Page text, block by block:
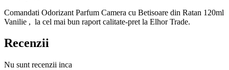
Comandati Odorizant Parfum Camera cu Betisoare din Ratan 120ml
Vanilie , la cel mai bun raport calitate-pret la Elhor Trade.
Recenzii
Nu sunt recenzii inca